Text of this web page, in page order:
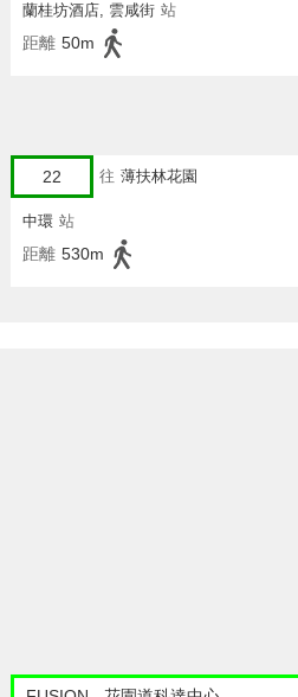
蘭桂坊酒店, 雲咸街 站
距離 50m
22 往 薄扶林花園
中環 站
距離 530m